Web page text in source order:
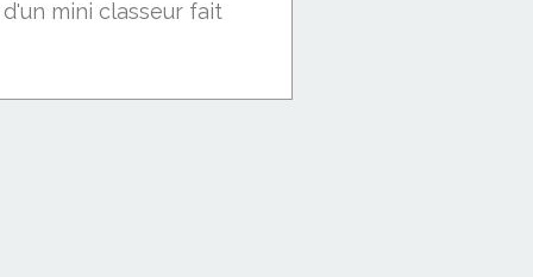
mini classeur fait